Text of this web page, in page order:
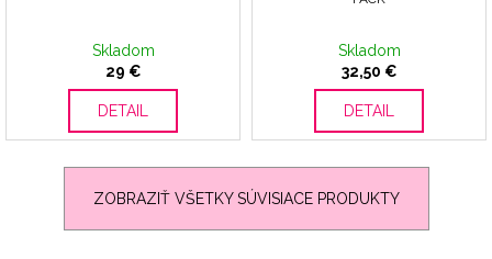
Skladom
29 €
DETAIL
Skladom
32,50 €
DETAIL
ZOBRAZIŤ VŠETKY SÚVISIACE PRODUKTY